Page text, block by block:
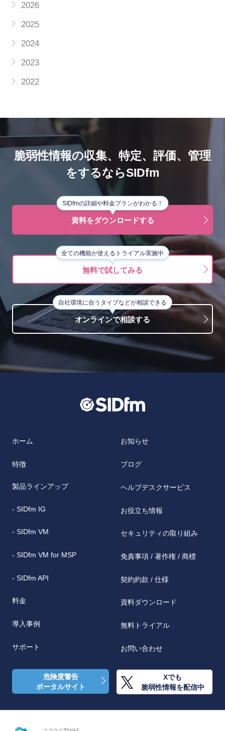
2026
2025
2024
2023
2022
脆弱性情報の収集、特定、評価、管理
をするならSIDfm
SIDfmの詳細や料金プランがわかる！
資料をダウンロードする
全ての機能が使えるトライアル実施中
無料で試してみる
自社環境に合うタイプなどが相談できる
オンラインで相談する
ホーム
特徴
製品ラインアップ
- SIDfm IG
- SIDfm VM
- SIDfm VM for MSP
- SIDfm API
料金
導入事例
サポート
お知らせ
ブログ
ヘルプデスクサービス
お役立ち情報
セキュリティの取り組み
免責事項 / 著作権 / 商標
契約約款 / 仕様
資料ダウンロード
無料トライアル
お問い合わせ
危険度警告
ポータルサイト
Xでも
脆弱性情報を配信中